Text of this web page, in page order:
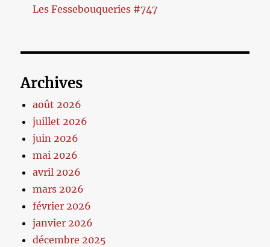
Les Fessebouqueries #747
Archives
août 2026
juillet 2026
juin 2026
mai 2026
avril 2026
mars 2026
février 2026
janvier 2026
décembre 2025